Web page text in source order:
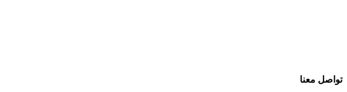
تواصل معنا